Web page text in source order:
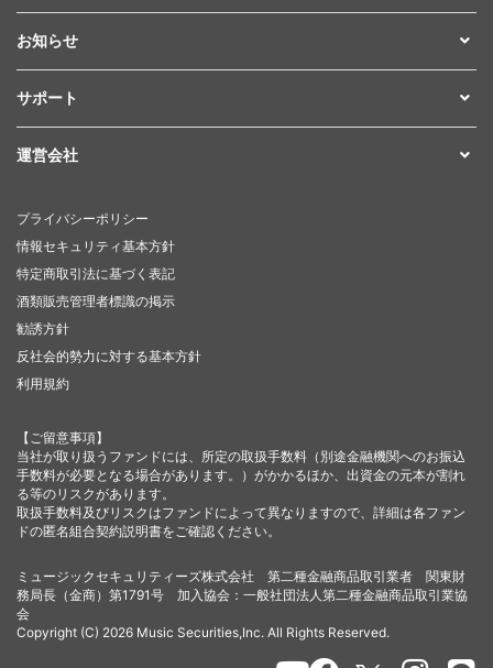
お知らせ
サポート
運営会社
プライバシーポリシー
情報セキュリティ基本方針
特定商取引法に基づく表記
酒類販売管理者標識の掲示
勧誘方針
反社会的勢力に対する基本方針
利用規約
【ご留意事項】
当社が取り扱うファンドには、所定の取扱手数料（別途金融機関へのお振込
手数料が必要となる場合があります。）がかかるほか、出資金の元本が割れ
る等のリスクがあります。
取扱手数料及びリスクはファンドによって異なりますので、詳細は各ファン
ドの匿名組合契約説明書をご確認ください。
ミュージックセキュリティーズ株式会社 第二種金融商品取引業者 関東財
務局長（金商）第1791号 加入協会：一般社団法人第二種金融商品取引業協
会
Copyright (C) 2026 Music Securities,Inc. All Rights Reserved.